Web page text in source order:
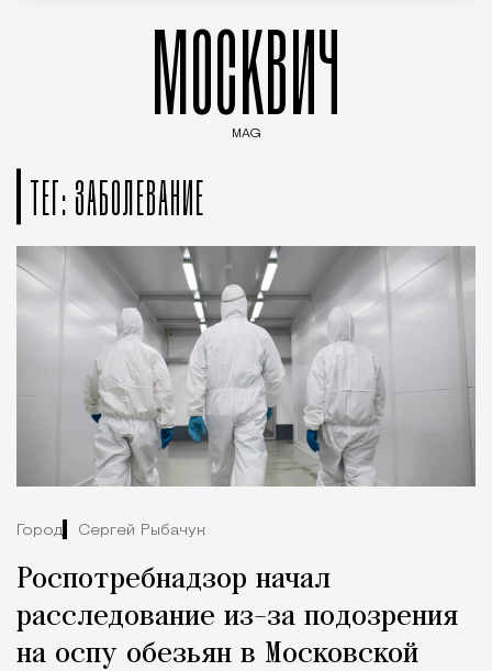
МОСКВИЧ
MAG
ТЕГ: ЗАБОЛЕВАНИЕ
Город Сергей Рыбачук
Роспотребнадзор начал
расследование из-за подозрения
на оспу обезьян в Московской